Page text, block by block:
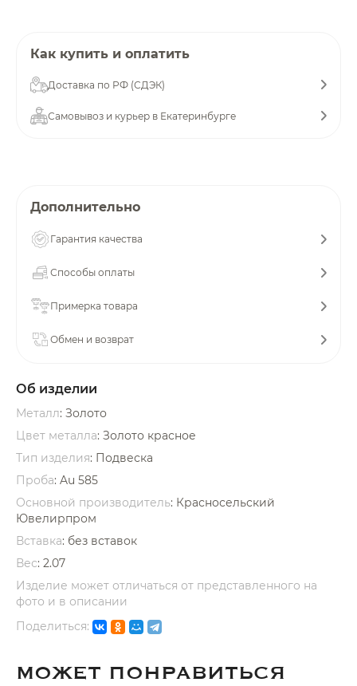
Как купить и оплатить
Доставка по РФ (СДЭК)
Самовывоз и курьер в Екатеринбурге
Дополнительно
Гарантия качества
Способы оплаты
Примерка товара
Обмен и возврат
Об изделии
Металл: Золото
Цвет металла: Золото красное
Тип изделия: Подвеска
Проба: Au 585
Основной производитель: Красносельский
Ювелирпром
Вставка: без вставок
Вес: 2.07
Изделие может отличаться от представленного на
фото и в описании
Поделиться:
МОЖЕТ ПОНРАВИТЬСЯ
по25%каждые 2 недели
недели
Остались вопросы?